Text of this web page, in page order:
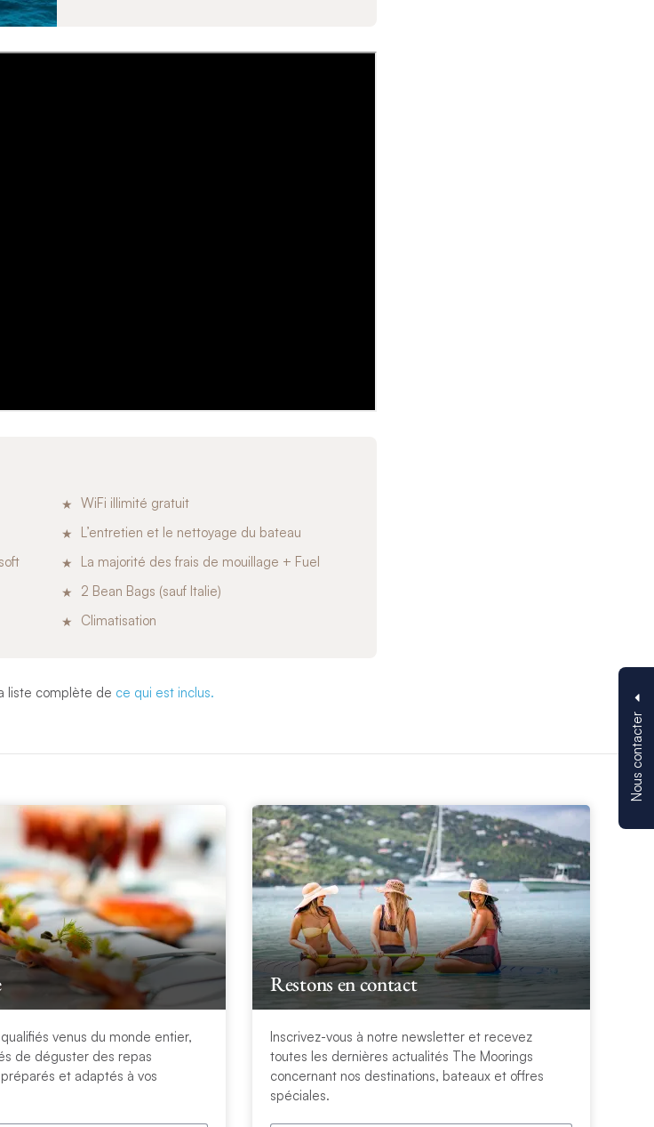
Nous contacter
WiFi illimité gratuit
L’entretien et le nettoyage du bateau
La majorité des frais de mouillage + Fuel
2 Bean Bags (sauf Italie)
Climatisation
liste complète de ce qui est inclus.
venus du monde entier,
de déguster des repas
et adaptés à vos
Restons en contact
Inscrivez-vous à notre newsletter et recevez
toutes les dernières actualités The Moorings
concernant nos destinations, bateaux et offres
spéciales.